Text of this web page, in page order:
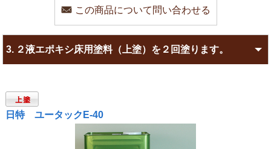
この商品について問い合わせる
3. ２液エポキシ床用塗料（上塗）を２回塗ります。
日特 ユータックE-40